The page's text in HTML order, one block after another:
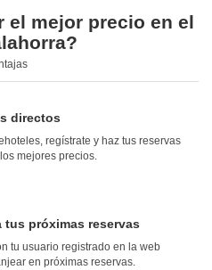
el mejor precio en el
directos
regístrate y haz tus reservas
mejores precios.
próximas reservas
tu usuario registrado en la web
en próximas reservas.